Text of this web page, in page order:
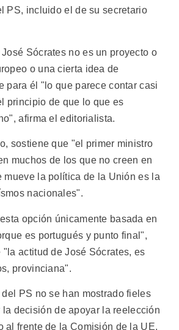
PS, incluido el de su secretario
Sócrates no es un proyecto o
o una cierta idea de
para él "lo que parece contar casi
principio de que lo que es
afirma el editorialista.
sostiene que "el primer ministro
muchos de los que no creen en
mueve la política de la Unión es la
nacionales".
opción únicamente basada en
es portugués y punto final",
actitud de José Sócrates, es
provinciana".
PS no se han mostrado fieles
decisión de apoyar la reelección
al frente de la Comisión de la UE,